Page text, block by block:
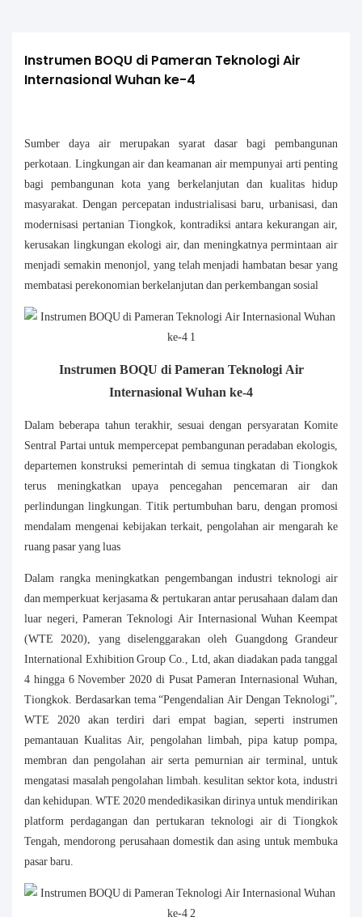
Instrumen BOQU di Pameran Teknologi Air
Internasional Wuhan ke-4
Sumber daya air merupakan syarat dasar bagi pembangunan
perkotaan. Lingkungan air dan keamanan air mempunyai arti penting
bagi pembangunan kota yang berkelanjutan dan kualitas hidup
masyarakat. Dengan percepatan industrialisasi baru, urbanisasi, dan
modernisasi pertanian Tiongkok, kontradiksi antara kekurangan air,
kerusakan lingkungan ekologi air, dan meningkatnya permintaan air
menjadi semakin menonjol, yang telah menjadi hambatan besar yang
membatasi perekonomian berkelanjutan dan perkembangan sosial
Instrumen BOQU di Pameran Teknologi Air
Internasional Wuhan ke-4
Dalam beberapa tahun terakhir, sesuai dengan persyaratan Komite
Sentral Partai untuk mempercepat pembangunan peradaban ekologis,
departemen konstruksi pemerintah di semua tingkatan di Tiongkok
terus meningkatkan upaya pencegahan pencemaran air dan
perlindungan lingkungan. Titik pertumbuhan baru, dengan promosi
mendalam mengenai kebijakan terkait, pengolahan air mengarah ke
ruang pasar yang luas
Dalam rangka meningkatkan pengembangan industri teknologi air
dan memperkuat kerjasama & pertukaran antar perusahaan dalam dan
luar negeri, Pameran Teknologi Air Internasional Wuhan Keempat
(WTE 2020), yang diselenggarakan oleh Guangdong Grandeur
International Exhibition Group Co., Ltd, akan diadakan pada tanggal
4 hingga 6 November 2020 di Pusat Pameran Internasional Wuhan,
Tiongkok. Berdasarkan tema “Pengendalian Air Dengan Teknologi”,
WTE 2020 akan terdiri dari empat bagian, seperti instrumen
pemantauan Kualitas Air, pengolahan limbah, pipa katup pompa,
membran dan pengolahan air serta pemurnian air terminal, untuk
mengatasi masalah pengolahan limbah. kesulitan sektor kota, industri
dan kehidupan. WTE 2020 mendedikasikan dirinya untuk mendirikan
platform perdagangan dan pertukaran teknologi air di Tiongkok
Tengah, mendorong perusahaan domestik dan asing untuk membuka
pasar baru.